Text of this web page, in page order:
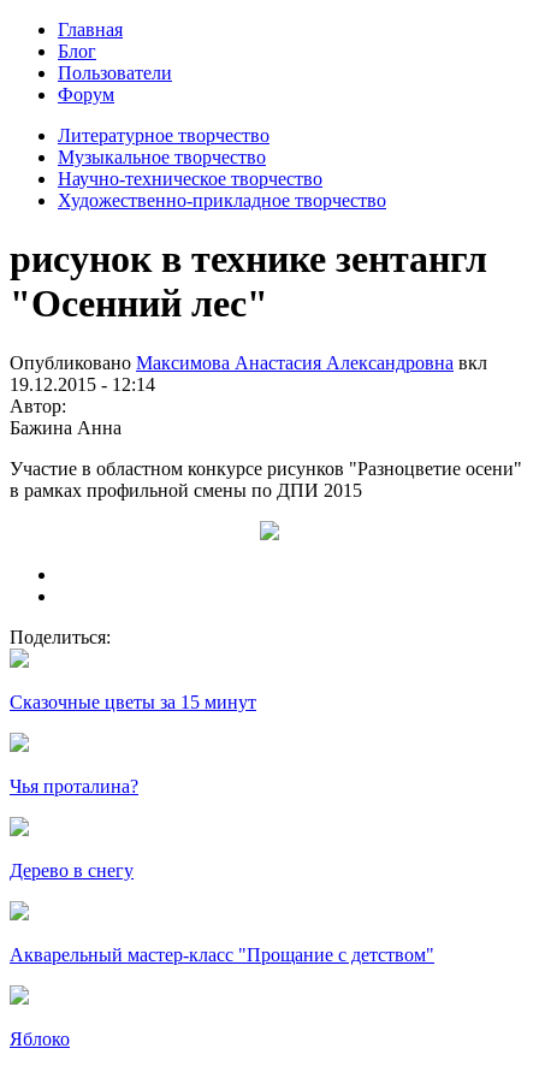
Главная
Блог
Пользователи
Форум
Литературное творчество
Музыкальное творчество
Научно-техническое творчество
Художественно-прикладное творчество
рисунок в технике зентангл
"Осенний лес"
Опубликовано Максимова Анастасия Александровна вкл
19.12.2015 - 12:14
Автор:
Бажина Анна
Участие в областном конкурсе рисунков "Разноцветие осени"
в рамках профильной смены по ДПИ 2015
Поделиться:
Сказочные цветы за 15 минут
Чья проталина?
Дерево в снегу
Акварельный мастер-класс "Прощание с детством"
Яблоко